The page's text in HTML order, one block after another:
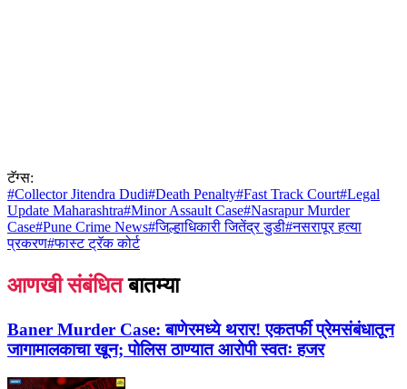
टॅग्स:
#Collector Jitendra Dudi#Death Penalty#Fast Track Court#Legal
Update Maharashtra#Minor Assault Case#Nasrapur Murder
Case#Pune Crime News#जिल्हाधिकारी जितेंद्र डुडी#नसरापूर हत्या
प्रकरण#फास्ट ट्रॅक कोर्ट
आणखी संबंधित बातम्या
Baner Murder Case: बाणेरमध्ये थरार! एकतर्फी प्रेमसंबंधातून
जागामालकाचा खून; पोलिस ठाण्यात आरोपी स्वतः हजर